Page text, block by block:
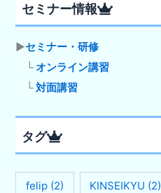
セミナー情報
▶セミナー・研修
└オンライン講習
└対面講習
タグ
felip (2) KINSEIKYU (2)